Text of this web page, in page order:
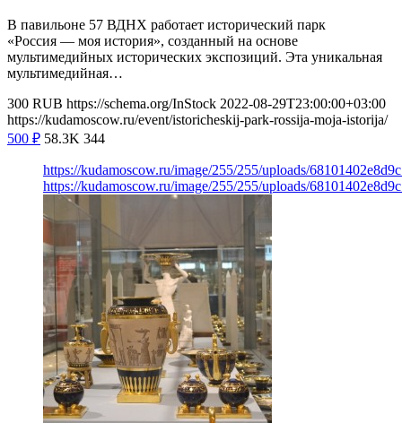
В павильоне 57 ВДНХ работает исторический парк
«Россия — моя история», созданный на основе
мультимедийных исторических экспозиций. Эта уникальная
мультимедийная…
300 RUB https://schema.org/InStock 2022-08-29T23:00:00+03:00
https://kudamoscow.ru/event/istoricheskij-park-rossija-moja-istorija/
500 ₽ 58.3K 344
https://kudamoscow.ru/image/255/255/uploads/
https://kudamoscow.ru/image/255/255/uploads/